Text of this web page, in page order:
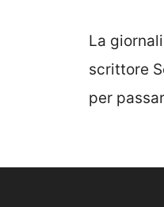
La
scrittore
per